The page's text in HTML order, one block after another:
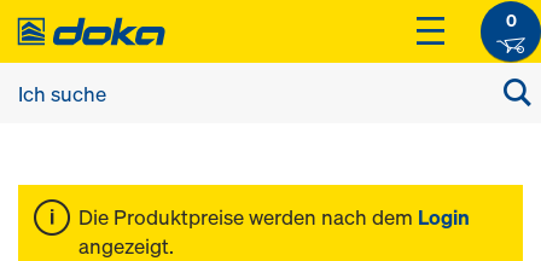
0
Die Produktpreise werden nach dem Login
angezeigt.